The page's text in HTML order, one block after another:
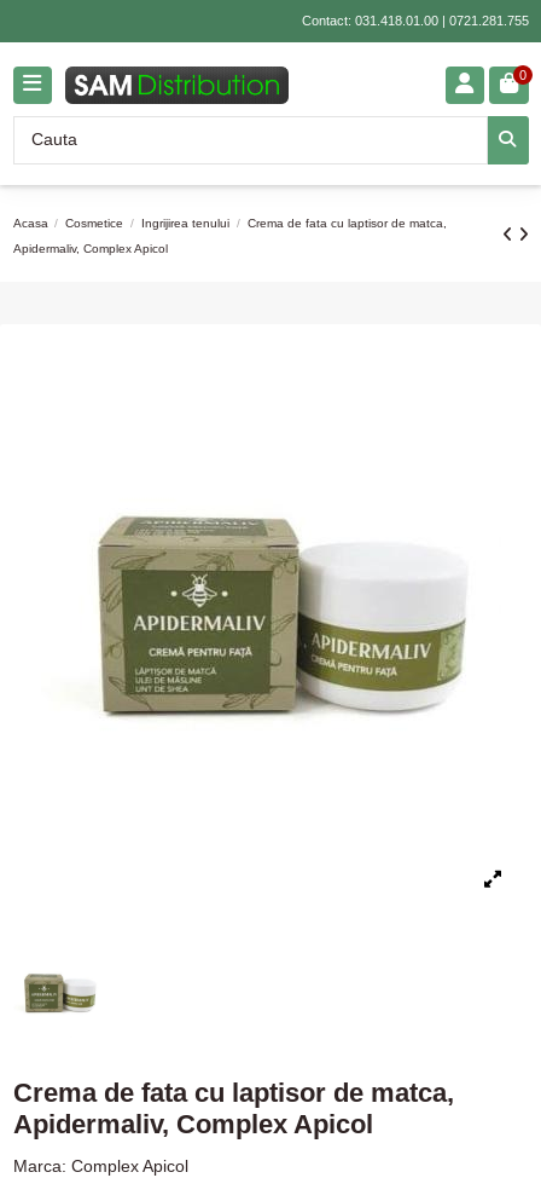
Contact: 031.418.01.00| 0721.281.755
0
Acasa Cosmetice Ingrijirea tenului
Crema de fata cu laptisor de matca,
Apidermaliv, Complex Apicol
Crema de fata cu laptisor de matca,
Apidermaliv, Complex Apicol
Marca: Complex Apicol